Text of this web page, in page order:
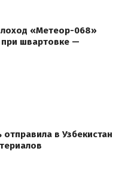
«Метеор-068»
при швартовке —
в Узбекистан